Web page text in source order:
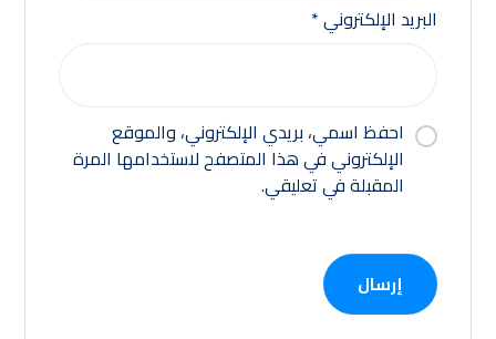
البريد الإلكتروني*
احفظ اسمي، بريدي الإلكتروني، والموقع
الإلكتروني في هذا المتصفح لاستخدامها المرة
المقبلة في تعليقي.
إرسال